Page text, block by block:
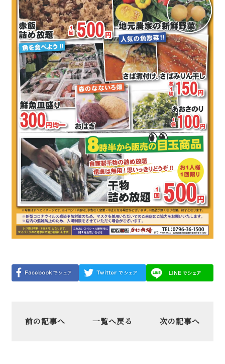
前の記事へ 一覧へ戻る 次の記事へ